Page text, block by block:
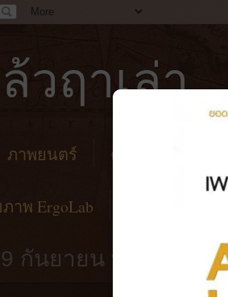
วฤาเล่า
ภาพยนตร์ คาเฟ่
าพ ErgoLab
กันยายน พ.ศ. 2561